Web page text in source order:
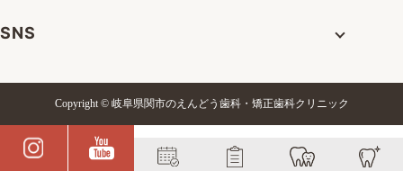
SNS
Copyright © 岐阜県関市のえんどう歯科・矯正歯科クリニック